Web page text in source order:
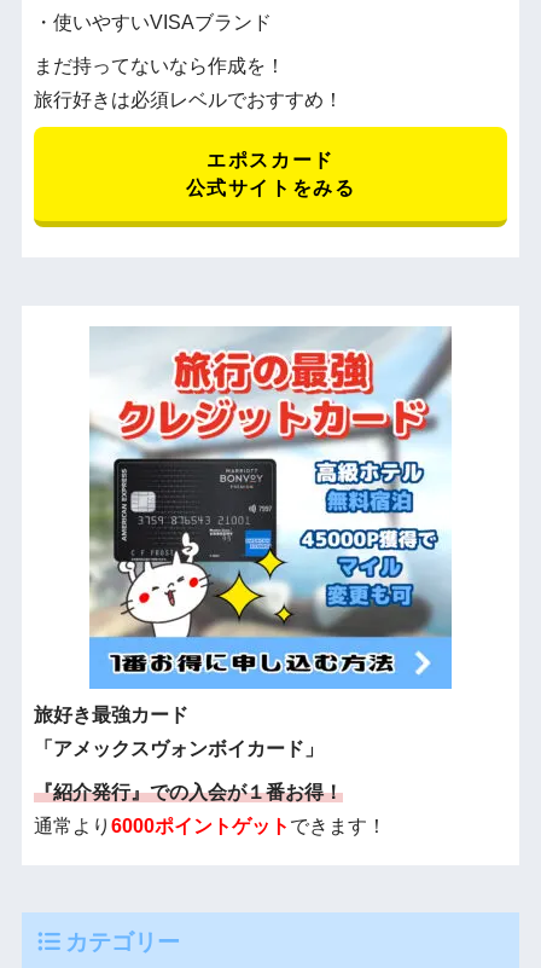
・使いやすいVISAブランド
まだ持ってないなら作成を！
旅行好きは必須レベルでおすすめ！
エポスカード
公式サイトをみる
旅好き最強カード
「アメックスヴォンボイカード」
『紹介発行』での入会が１番お得！
通常より 6000ポイントゲット できます！
カテゴリー